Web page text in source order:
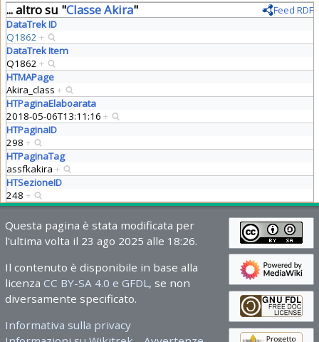
... altro su "Classe Akira"
Feed RDF
DataTrek ID
Q1862 +
DataTrek Item
Q1862 +
HTMAPage
Akira_class +
HTPaginaElaboarata
2018-05-06T13:11:16 +
HTPaginaID
298 +
HTPaginaTag
assfkakira +
HTSezioneID
248 +
Questa pagina è stata modificata per
l'ultima volta il 23 ago 2025 alle 18:26.
Il contenuto è disponibile in base alla
licenza CC BY-SA 4.0 e GFDL , se non
diversamente specificato.
Informativa sulla privacy